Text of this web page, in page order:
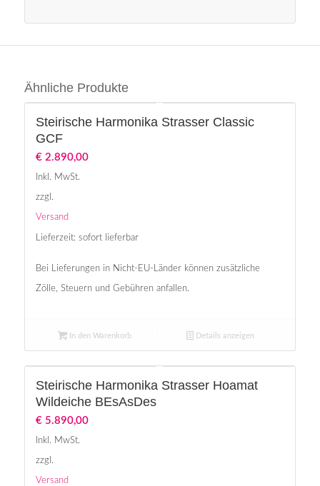
Ähnliche Produkte
Steirische Harmonika Strasser Classic
GCF
€2.890,00
Inkl. MwSt.
zzgl.
Versand
Lieferzeit: sofort lieferbar
Bei Lieferungen in Nicht-EU-Länder können zusätzliche
Zölle, Steuern und Gebühren anfallen.
In den Warenkorb Details anzeigen
Steirische Harmonika Strasser Hoamat
Wildeiche BEsAsDes
€5.890,00
Inkl. MwSt.
zzgl.
Versand